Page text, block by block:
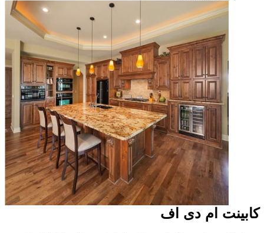
کابینت ام دی اف